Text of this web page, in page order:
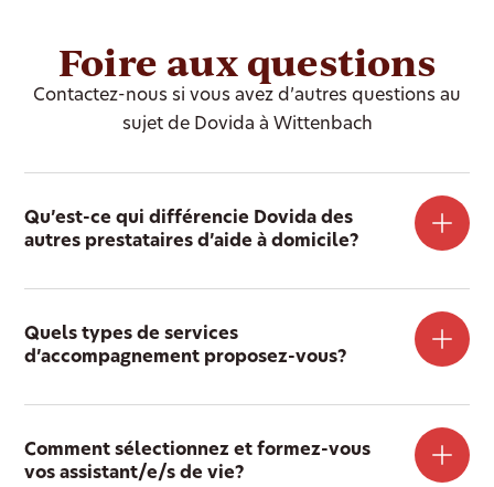
Foire aux questions
Contactez-nous si vous avez d’autres questions au
sujet de Dovida à Wittenbach
Qu’est-ce qui différencie Dovida des
autres prestataires d’aide à domicile?
Quels types de services
d’accompagnement proposez-vous?
Comment sélectionnez et formez-vous
vos assistant/e/s de vie?